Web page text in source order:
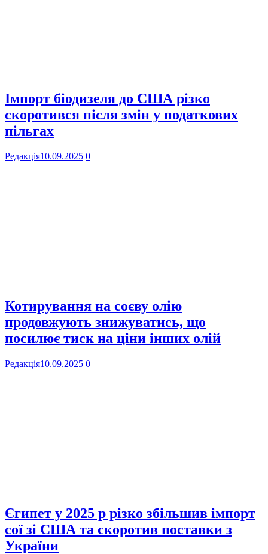
Імпорт біодизеля до США різко
скоротився після змін у податкових
пільгах
Редакція10.09.2025 0
Котирування на соєву олію
продовжують знижуватись, що
посилює тиск на ціни інших олій
Редакція10.09.2025 0
Єгипет у 2025 р різко збільшив імпорт
сої зі США та скоротив поставки з
України